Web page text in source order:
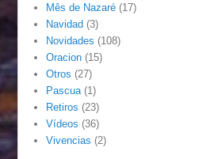
Mês de Nazaré (17)
Navidad (3)
Novidades (108)
Oracion (15)
Otros (27)
Pascua (1)
Retiros (23)
Vídeos (36)
Vivencias (2)